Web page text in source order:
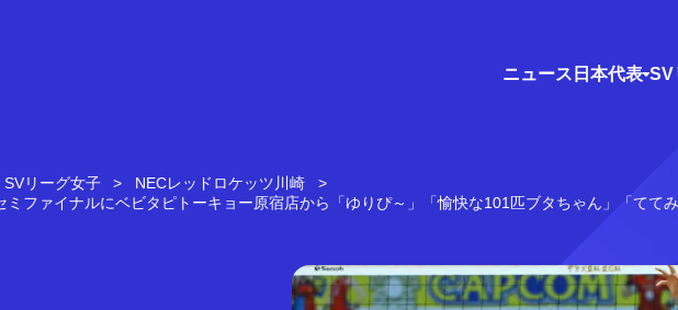
ニュース 日本代表 SV
SVリーグ女子
NECレッドロケッツ川崎
ファイナルにベビタピトーキョー原宿店から「ゆりぴ～」「愉快な101匹ブタちゃん」「てて